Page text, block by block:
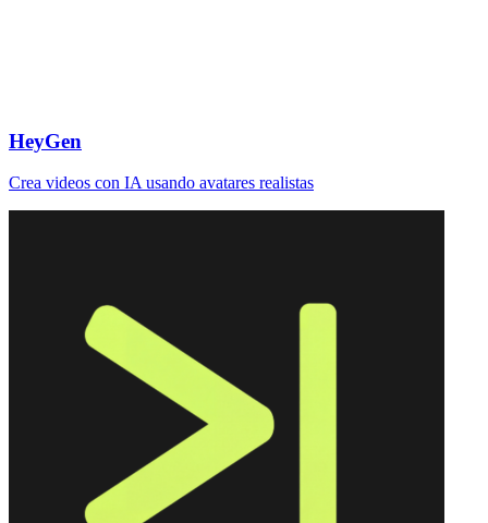
HeyGen
Crea videos con IA usando avatares realistas